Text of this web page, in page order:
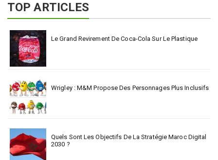
TOP ARTICLES
Le Grand Revirement De Coca-Cola Sur Le Plastique
Wrigley : M&M Propose Des Personnages Plus Inclusifs
Quels Sont Les Objectifs De La Stratégie Maroc Digital
2030 ?